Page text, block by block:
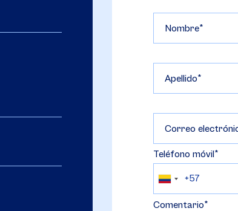
Nombre
Apellido
Correo
Teléfono móvil
Comentario